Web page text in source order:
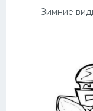
Зимние